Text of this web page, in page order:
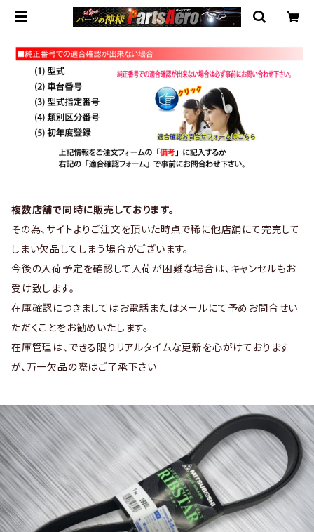
複数店舗で同時に販売しております。
その為、サイトよりご注文を頂いた時点で稀に他店舗にて完売して
しまい欠品してしまう場合がございます。
今後の入荷予定を確認して入荷が困難な場合は、キャンセルもお
受け致します。
在庫確認につきましてはお電話またはメールにて予めお問合せい
ただくことをお勧めいたします。
在庫管理は、できる限りリアルタイムな更新を心がけております
が、万一欠品の際はご了承下さい